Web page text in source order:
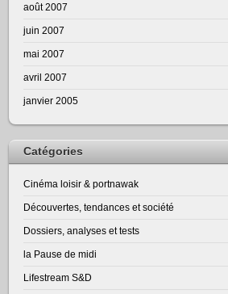
août 2007
juin 2007
mai 2007
avril 2007
janvier 2005
Catégories
Cinéma loisir & portnawak
Découvertes, tendances et société
Dossiers, analyses et tests
la Pause de midi
Lifestream S&D